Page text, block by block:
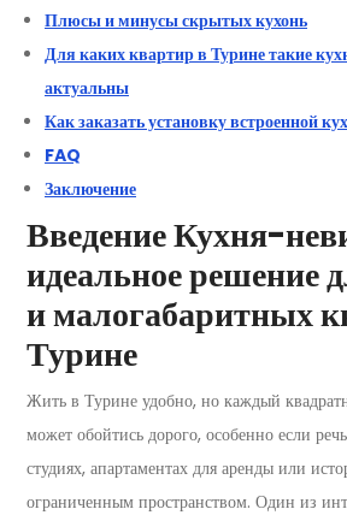
Плюсы и минусы скрытых кухонь
Для каких квартир в Турине такие
актуальны
Как заказать установку встроенной
FAQ
Заключение
Введение Кухня-
идеальное решение
и малогабаритных
Турине
Жить в Турине удобно, но каждый
может обойтись дорого, особенно если
студиях, апартаментах для аренды или
ограниченным пространством. Один из